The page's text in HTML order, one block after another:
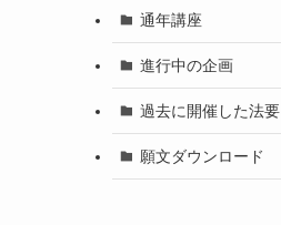
通年講座
進行中の企画
過去に開催した法要
願文ダウンロード